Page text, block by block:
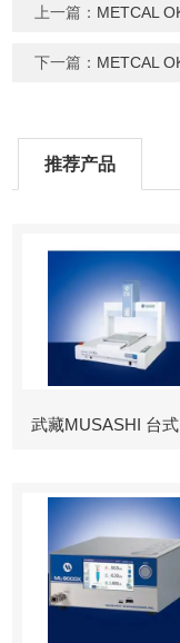
上一篇： METCAL
下一篇： METCAL
推荐产品